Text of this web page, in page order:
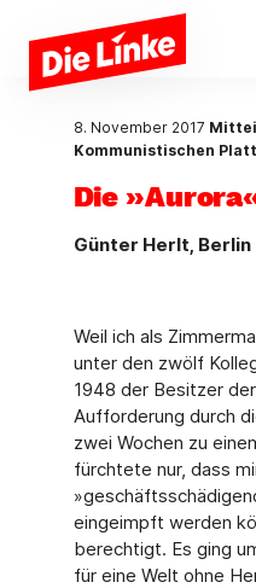
Zum Hauptinhalt springen
8. November 2017
Kommunistischen
Die
Günter Herlt, Berlin
Weil ich als
unter den zwölf
1948 der Besitzer
Aufforderung durch
zwei Wochen zu
fürchtete nur, dass
eingeimpft werden
berechtigt. Es ging
für eine Welt ohne